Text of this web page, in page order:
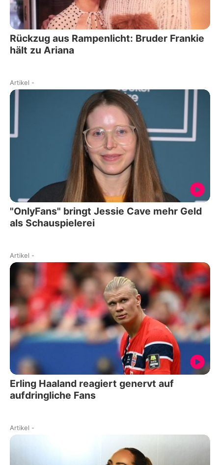
Rückzug aus Rampenlicht: Bruder Frankie
hält zu Ariana
Artikel -
"OnlyFans" bringt Jessie Cave mehr Geld
als Schauspielerei
Artikel -
Erling Haaland reagiert genervt auf
aufdringliche Fans
Artikel -